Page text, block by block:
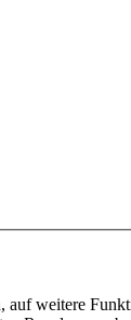
auf weitere